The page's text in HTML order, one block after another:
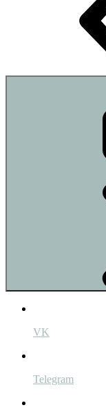
VK
Telegram